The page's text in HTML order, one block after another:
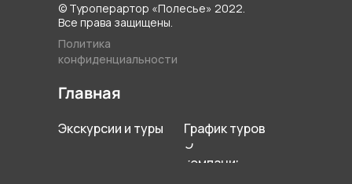
© Туроперартор «Полесье» 2022.
Все права защищены.
Главная
Экскурсии и туры
График туров
О
компании
Политика
конфиденциальности